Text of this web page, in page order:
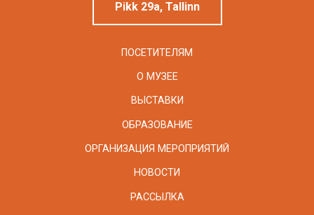
Pikk 29a, Tallinn
ПОСЕТИТЕЛЯМ
О МУЗЕЕ
ВЫСТАВКИ
ОБРАЗОВАНИЕ
ОРГАНИЗАЦИЯ МЕРОПРИЯТИЙ
НОВОСТИ
РАССЫЛКА